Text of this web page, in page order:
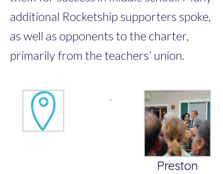
additional Rocketship supporters spoke,
as well as opponents to the charter,
primarily from the teachers’ union.
Preston